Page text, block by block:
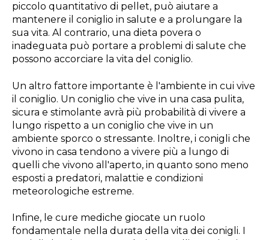
piccolo quantitativo di pellet, può aiutare a
mantenere il coniglio in salute e a prolungare la
sua vita. Al contrario, una dieta povera o
inadeguata può portare a problemi di salute che
possono accorciare la vita del coniglio.
Un altro fattore importante è l'ambiente in cui vive
il coniglio. Un coniglio che vive in una casa pulita,
sicura e stimolante avrà più probabilità di vivere a
lungo rispetto a un coniglio che vive in un
ambiente sporco o stressante. Inoltre, i conigli che
vivono in casa tendono a vivere più a lungo di
quelli che vivono all'aperto, in quanto sono meno
esposti a predatori, malattie e condizioni
meteorologiche estreme.
Infine, le cure mediche giocate un ruolo
fondamentale nella durata della vita dei conigli. I